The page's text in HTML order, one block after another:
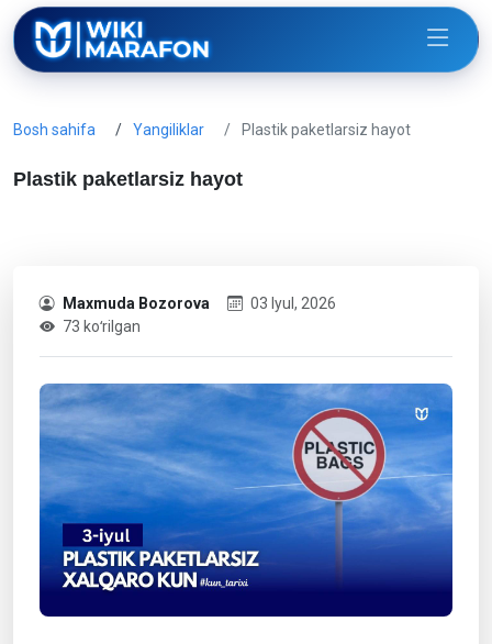
Bosh sahifa Yangiliklar Plastik paketlarsiz hayot
Plastik paketlarsiz hayot
Maxmuda Bozorova
03 Iyul, 2026
73 koʻrilgan